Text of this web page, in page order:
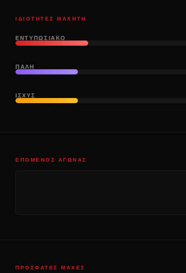
ΙΔΙΌΤΗΤΕΣ ΜΑΧΗΤΉ
ΕΝΤΥΠΩΣΙΑΚΌ
ΠΆΛΗ
ΙΣΧΎΣ
ΕΠΌΜΕΝΟΣ ΑΓΏΝΑΣ
ΠΡΌΣΦΑΤΕΣ ΜΆΧΕΣ